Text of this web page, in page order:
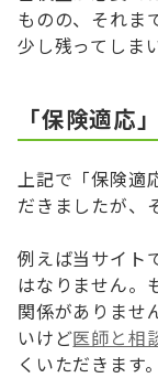
ものの、それま
少し残ってしま
「保険適応
上記で「保険適
だきましたが、
例えば当サイト
はなりません。
関係がありませ
いけど医師と相
くいただきます。